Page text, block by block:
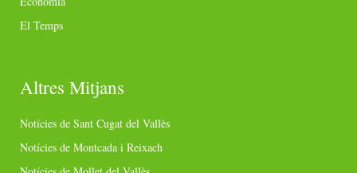
El Temps
Altres Mitjans
Notícies de Sant Cugat del Vallès
Notícies de Montcada i Reixach